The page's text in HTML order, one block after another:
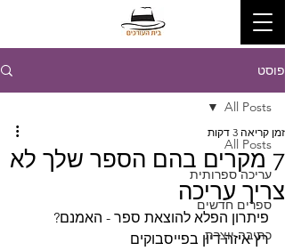
פוסט
All Posts
עריכה ספרותית
ספרים חדשים
כתיבה יוצרת
All Posts
7 מקרים בהם הספר שלך לא
צריך עריכה
זמן קריאה 3 דקות
פיתרון הפלא להוצאת ספר - האמנם?
רץ איזה דיון בפייסבוקים